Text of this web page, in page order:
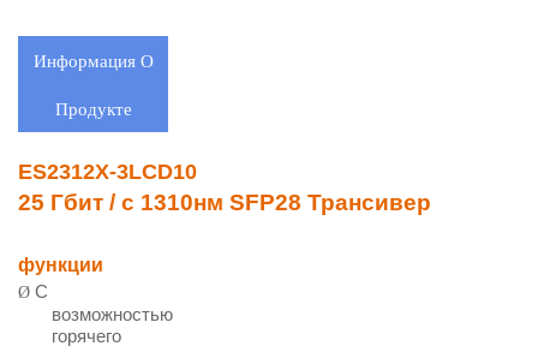
Информация О
Продукте
ES2312X-3LCD10
25 Гбит / с 1310нм SFP28 Трансивер
функции
Ø С
возможностью
горячего